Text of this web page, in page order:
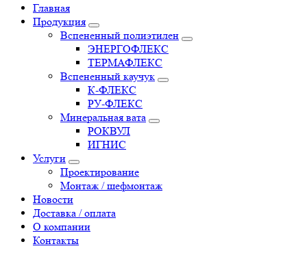
Главная
Продукция
Вспененный полиэтилен
ЭНЕРГОФЛЕКС
ТЕРМАФЛЕКС
Вспененный каучук
К-ФЛЕКС
РУ-ФЛЕКС
Минеральная вата
РОКВУЛ
ИГНИС
Услуги
Проектирование
Монтаж / шефмонтаж
Новости
Доставка / оплата
О компании
Контакты